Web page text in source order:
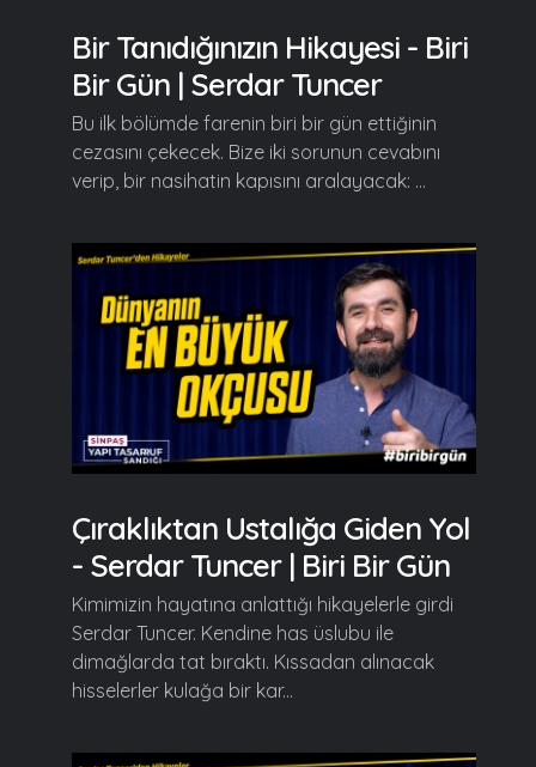
Bir Tanıdığınızın Hikayesi - Biri
Bir Gün | Serdar Tuncer
Bu ilk bölümde farenin biri bir gün ettiğinin
cezasını çekecek. Bize iki sorunun cevabını
verip, bir nasihatin kapısını aralayacak: ...
Çıraklıktan Ustalığa Giden Yol
- Serdar Tuncer | Biri Bir Gün
Kimimizin hayatına anlattığı hikayelerle girdi
Serdar Tuncer. Kendine has üslubu ile
dimağlarda tat bıraktı. Kıssadan alınacak
hisselerler kulağa bir kar...